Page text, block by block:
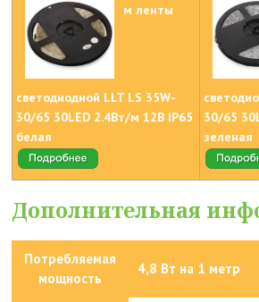
м ленты
светодиодной LLT LS 35W-
30/65 30LED 2.4Вт/м 12В IP65
белая
30/65
зеленая
Дополнительная
Потребляемая
мощность
4,8 Вт на 1 метр